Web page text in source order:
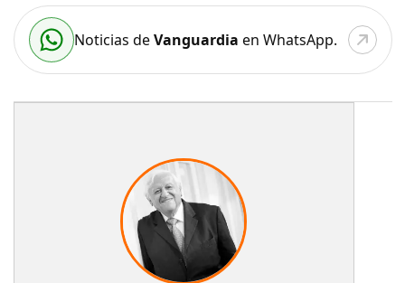
Noticias deVanguardia en WhatsApp.